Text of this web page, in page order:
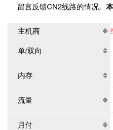
留言反馈CN2线路的情况。
主机商
单/双向
内存
流量
月付